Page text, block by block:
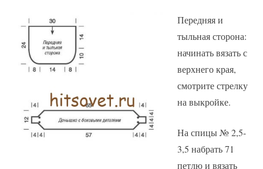
Передняя и
тыльная сторона:
начинать вязать с
верхнего края,
смотрите стрелку
на выкройке.
На спицы № 2,5-
3,5 набрать 71
петлю и вязать